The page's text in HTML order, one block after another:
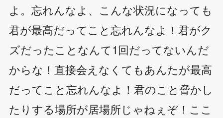
よ。忘れんなよ、こんな状況になっても
君が最高だってこと忘れんなよ！君がク
ズだったことなんて1回だってないんだ
からな！直接会えなくてもあんたが最高
だってこと忘れんなよ！君のこと脅かし
たりする場所が居場所じゃねぇぞ！ここ